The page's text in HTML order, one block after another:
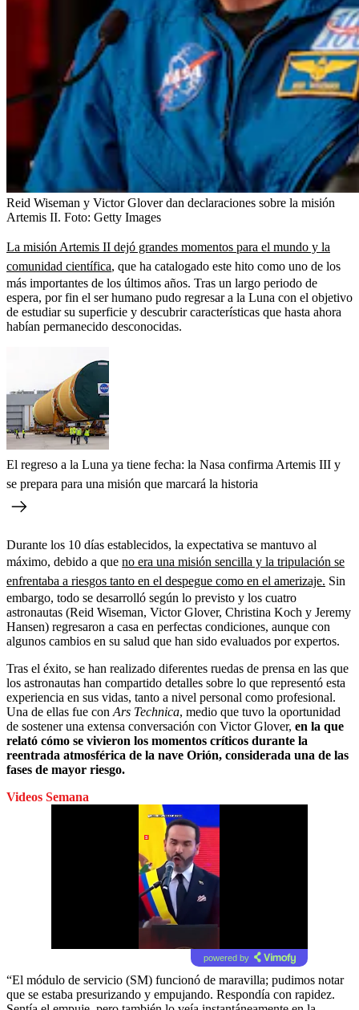
Reid Wiseman y Victor Glover dan declaraciones sobre la misión
Artemis II. Foto: Getty Images
La misión Artemis II dejó grandes momentos para el mundo y la
comunidad científica, que ha catalogado este hito como uno de los
más importantes de los últimos años. Tras un largo periodo de
espera, por fin el ser humano pudo regresar a la Luna con el objetivo
de estudiar su superficie y descubrir características que hasta ahora
habían permanecido desconocidas.
El regreso a la Luna ya tiene fecha: la Nasa confirma Artemis III y
se prepara para una misión que marcará la historia
Durante los 10 días establecidos, la expectativa se mantuvo al
máximo, debido a que no era una misión sencilla y la tripulación se
enfrentaba a riesgos tanto en el despegue como en el amerizaje. Sin
embargo, todo se desarrolló según lo previsto y los cuatro
astronautas (Reid Wiseman, Victor Glover, Christina Koch y Jeremy
Hansen) regresaron a casa en perfectas condiciones, aunque con
algunos cambios en su salud que han sido evaluados por expertos.
Tras el éxito, se han realizado diferentes ruedas de prensa en las que
los astronautas han compartido detalles sobre lo que representó esta
experiencia en sus vidas, tanto a nivel personal como profesional.
Una de ellas fue con Ars Technica, medio que tuvo la oportunidad
de sostener una extensa conversación con Victor Glover, en la que
relató cómo se vivieron los momentos críticos durante la
reentrada atmosférica de la nave Orión, considerada una de las
fases de mayor riesgo.
Videos Semana
powered by
“El módulo de servicio (SM) funcionó de maravilla; pudimos notar
que se estaba presurizando y empujando. Respondía con rapidez.